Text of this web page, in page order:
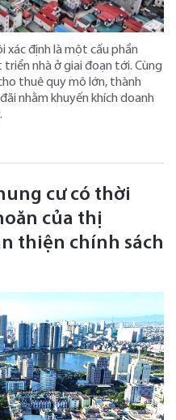
xác định là một cấu phần
nhà ở giai đoạn tới. Cùng
thuê quy mô lớn, thành
nhằm khuyến khích doanh
cư có thời
của thị
thiện chính sách